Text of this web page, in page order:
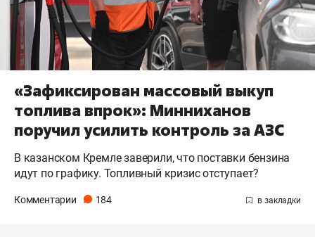
«Зафиксирован массовый выкуп
топлива впрок»: Минниханов
поручил усилить контроль за АЗС
В казанском Кремле заверили, что поставки бензина
идут по графику. Топливный кризис отступает?
Комментарии 184